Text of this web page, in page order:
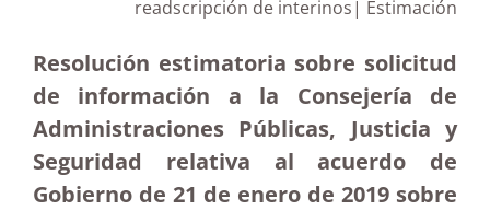
readscripción de interinos| Estimación
Resolución estimatoria sobre solicitud
de información a la Consejería de
Administraciones Públicas, Justicia y
Seguridad relativa al acuerdo de
Gobierno de 21 de enero de 2019 sobre